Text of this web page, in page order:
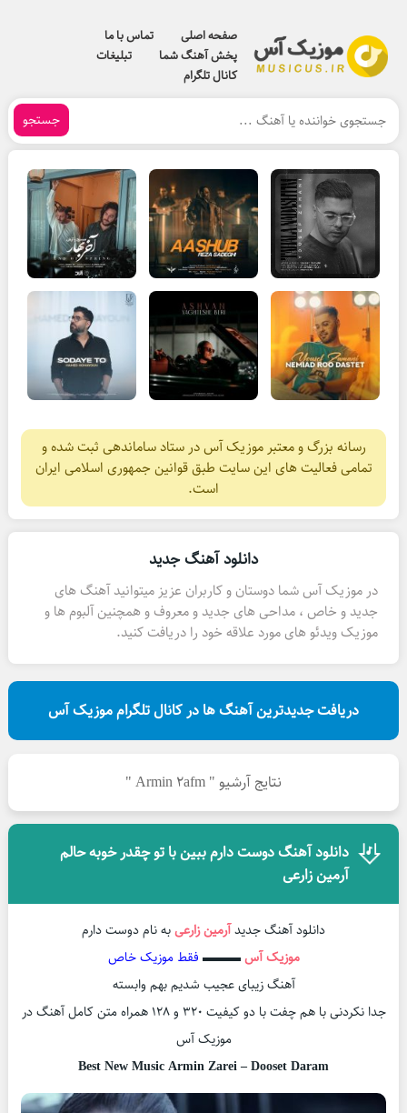
صفحه اصلی
تماس با ما
پخش آهنگ شما
تبلیغات
کانال تلگرام
جستجو
رسانه بزرگ و معتبر موزیک آس در ستاد ساماندهی ثبت شده و
تمامی فعالیت های این سایت طبق قوانین جمهوری اسلامی ایران
است.
دانلود آهنگ جدید
در موزیک آس شما دوستان و کاربران عزیز میتوانید آهنگ های
جدید و خاص ، مداحی های جدید و معروف و همچنین آلبوم ها و
موزیک ویدئو های مورد علاقه خود را دریافت کنید.
دریافت جدیدترین آهنگ ها در کانال تلگرام موزیک آس
نتایج آرشیو " Armin 2afm "
دانلود آهنگ دوست دارم ببین با تو چقدر خوبه حالم
آرمین زارعی
دانلود آهنگ جدیدآرمین زارعیبه نام دوست دارم
موزیک آس▬▬▬ فقط موزیک خاص
آهنگ زیبای عجیب شدیم بهم وابسته
جدا نکردنی با هم چفت با دو کیفیت ۳۲۰ و ۱۲۸ همراه متن کامل آهنگ در
موزیک آس
Best New Music Armin Zarei – Dooset Daram